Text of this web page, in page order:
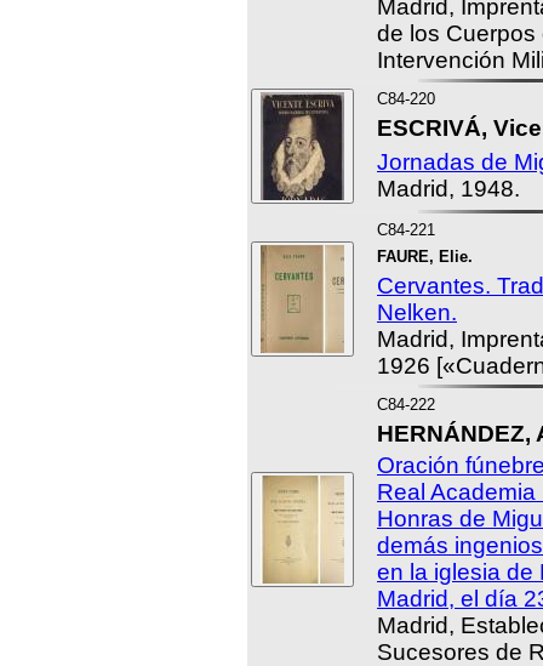
Madrid,
de los
Intervención
C84-220
ESCRIVÁ,
Jornadas de
Madrid, 1948.
C84-221
FAURE, Elie.
Cervantes.
Nelken.
Madrid,
1926
C84-222
HERNÁNDEZ,
Oración
Real
Honras de
demás
en la iglesia de
Madrid, el día
Madrid,
Sucesores de